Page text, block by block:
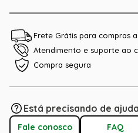
Frete Grátis para compras
Atendimento e suporte ao
Compra segura
Está precisando de
Fale conosco FAQ